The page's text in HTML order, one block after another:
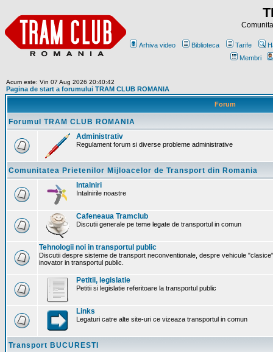
Arhiva video Biblioteca Tarife
Membri
Acum este: Vin 07 Aug 2026 20:40:42
Pagina de start a forumului TRAM CLUB ROMANIA
Forum
Forumul TRAM CLUB ROMANIA
Administrativ
Regulament forum si diverse probleme administrative
Comunitatea Prietenilor Mijloacelor de Transport din Romania
Intalniri
Intalnirile noastre
Cafeneaua Tramclub
Discutii generale pe teme legate de transportul in comun
Tehnologii noi in transportul public
Discutii despre sisteme de transport neconventionale, despre vehicule
inovator in transportul public.
Petitii, legislatie
Petitii si legislatie referitoare la transportul public
Links
Legaturi catre alte site-uri ce vizeaza transportul in comun
Transport BUCURESTI